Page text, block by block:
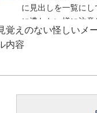
に見出しを一覧に
に遭わない様に注意